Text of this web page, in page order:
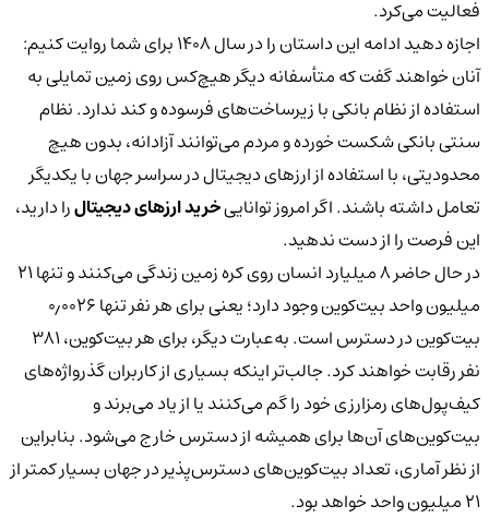
فعالیت می‌کرد.
اجازه دهید ادامه این داستان را در سال ۱۴۰۸ برای شما روایت کنیم:
آنان خواهند گفت که متأسفانه دیگر هیچ‌کس روی زمین تمایلی به
استفاده از نظام بانکی با زیرساخت‌های فرسوده و کند ندارد. نظام
سنتی بانکی شکست خورده و مردم می‌توانند آزادانه، بدون هیچ
محدودیتی، با استفاده از ارزهای دیجیتال در سراسر جهان با یکدیگر
تعامل داشته باشند. اگر امروز تواناییخرید ارزهای دیجیتالرا دارید،
این فرصت را از دست ندهید.
در حال حاضر ۸ میلیارد انسان روی کره زمین زندگی می‌کنند و تنها ۲۱
میلیون واحد بیت‌کوین وجود دارد؛ یعنی برای هر نفر تنها ۰٫۰۰۲۶
بیت‌کوین در دسترس است. به‌عبارت دیگر، برای هر بیت‌کوین، ۳۸۱
نفر رقابت خواهند کرد. جالب‌تر اینکه بسیاری از کاربران گذرواژه‌های
کیف‌پول‌های رمزارزی خود را گم می‌کنند یا از یاد می‌برند و
بیت‌کوین‌های آن‌ها برای همیشه از دسترس خارج می‌شود. بنابراین
از نظر آماری، تعداد بیت‌کوین‌های دسترس‌پذیر در جهان بسیار کمتر از
۲۱ میلیون واحد خواهد بود.